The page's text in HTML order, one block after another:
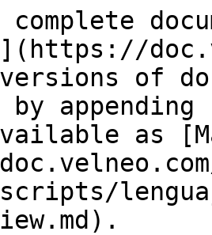
versions of
as
scripts/